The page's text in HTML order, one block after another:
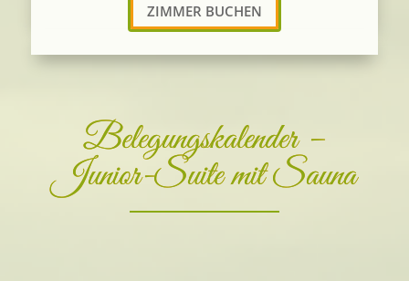
ZIMMER BUCHEN
Belegungskalender –
Junior-Suite mit Sauna